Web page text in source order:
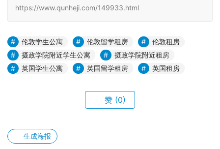
https://www.qunheji.com/149933.html
伦敦学生公寓 伦敦留学租房
伦敦租房
摄政学院附近学生公寓
摄政学院附近租房
英国学生公寓
英国留学租房 英国租房
赞 (0)
生成海报